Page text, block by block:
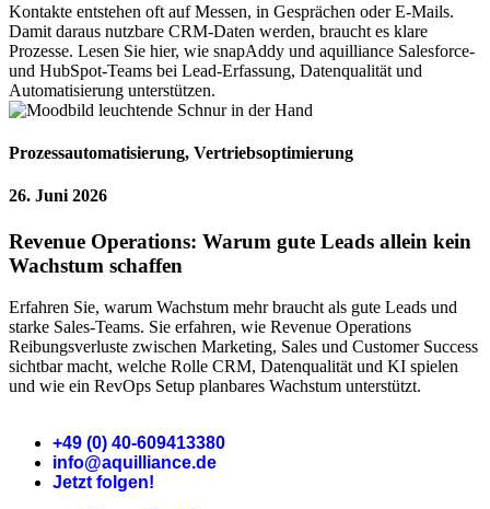
Kontakte entstehen oft auf Messen, in Gesprächen oder E-Mails.
Damit daraus nutzbare CRM-Daten werden, braucht es klare
Prozesse. Lesen Sie hier, wie snapAddy und aquilliance Salesforce-
und HubSpot-Teams bei Lead-Erfassung, Datenqualität und
Automatisierung unterstützen.
Prozessautomatisierung, Vertriebsoptimierung
26. Juni 2026
Revenue Operations: Warum gute Leads allein kein
Wachstum schaffen
Erfahren Sie, warum Wachstum mehr braucht als gute Leads und
starke Sales-Teams. Sie erfahren, wie Revenue Operations
Reibungsverluste zwischen Marketing, Sales und Customer Success
sichtbar macht, welche Rolle CRM, Datenqualität und KI spielen
und wie ein RevOps Setup planbares Wachstum unterstützt.
+49 (0) 40-609413380
info@aquilliance.de
Jetzt folgen!